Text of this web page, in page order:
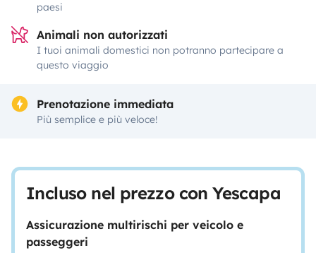
paesi
Animali non autorizzati
I tuoi animali domestici non potranno partecipare a
questo viaggio
Prenotazione immediata
Più semplice e più veloce!
Incluso nel prezzo con Yescapa
Assicurazione multirischi per veicolo e
passeggeri